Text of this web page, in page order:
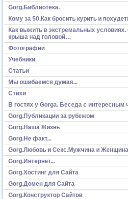
Gorg.Библиотека.
Кому за 50.Как бросить курить и
Как выжить в экстремальных условиях.
крыша над головой…
Фотографии
Учебники
Статьи
Мы ошибаемся думая...
Стихи
В гостях у Gorga. Беседа с интересным
Gorg.Публикации за рубежом
Gorg.Наша Жизнь
Gorg.Не факт...
Gorg.Любовь и Секс.Мужчина и Женщина
Gorg.Интернет...
Gorg.Хостинг для Сайта
Gorg.Домен для Сайта
Gorg.Конструктор Сайтов